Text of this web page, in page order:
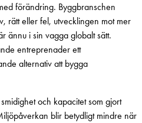
förändring. Byggbranschen
rätt eller fel, utvecklingen mot mer
ännu i sin vagga globalt sätt.
entreprenader ett
alternativ att bygga
och kapacitet som gjort
blir betydligt mindre när